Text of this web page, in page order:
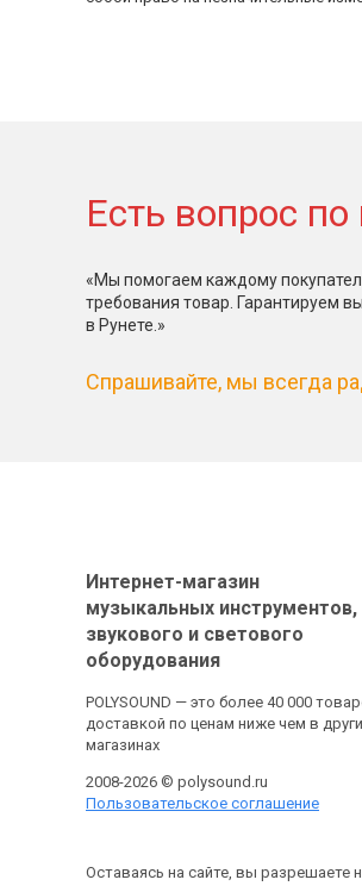
Есть вопрос по
«Мы помогаем каждому
требования товар. Гарантируем
в Рунете.»
Спрашивайте, мы всегда
Интернет-магазин
музыкальных инструментов,
звукового и светового
оборудования
POLYSOUND — это более 40 000
доставкой по ценам ниже чем в
магазинах
2008-2026 © polysound.ru
Пользовательское соглашение
Оставаясь на сайте, вы разрешаете